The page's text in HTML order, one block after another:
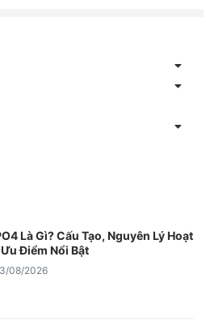
Là Gì? Cấu Tạo, Nguyên Lý Hoạt
Điểm Nổi Bật
08/2026